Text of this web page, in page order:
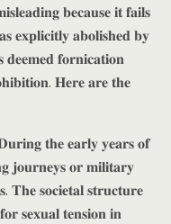
𝐛𝐞𝐜𝐚𝐮𝐬𝐞 𝐢𝐭 𝐟𝐚𝐢𝐥𝐬
𝐚𝐛𝐨𝐥𝐢𝐬𝐡𝐞𝐝 𝐛𝐲
𝐟𝐨𝐫𝐧𝐢𝐜𝐚𝐭𝐢𝐨𝐧
𝐇𝐞𝐫𝐞 𝐚𝐫𝐞 𝐭𝐡𝐞
𝐭𝐡𝐞 𝐞𝐚𝐫𝐥𝐲 𝐲𝐞𝐚𝐫𝐬 𝐨𝐟
𝐣𝐨𝐮𝐫𝐧𝐞𝐲𝐬 𝐨𝐫 𝐦𝐢𝐥𝐢𝐭𝐚𝐫𝐲
𝐓𝐡𝐞 𝐬𝐨𝐜𝐢𝐞𝐭𝐚𝐥 𝐬𝐭𝐫𝐮𝐜𝐭𝐮𝐫𝐞
𝐬𝐞𝐱𝐮𝐚𝐥 𝐭𝐞𝐧𝐬𝐢𝐨𝐧 𝐢𝐧